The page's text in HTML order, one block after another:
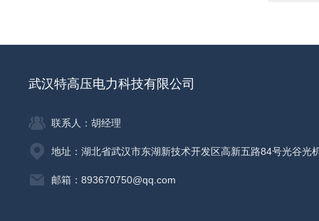
武汉特高压电力科技有限公司
联系人：胡经理
地址：湖北省武汉市东湖新技术开发区高新五路84号光谷光
邮箱：893670750@qq.com